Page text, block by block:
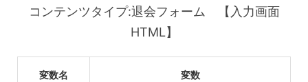
コンテンツタイプ:退会フォーム 【入力画面
HTML】
変数名 変数